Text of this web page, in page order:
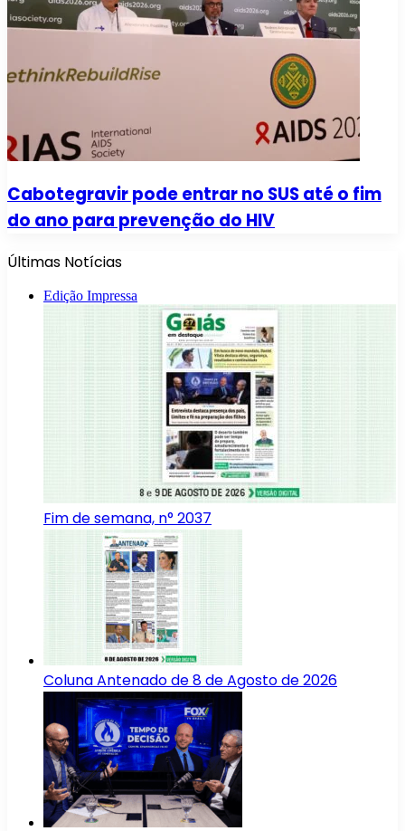
Cabotegravir pode entrar no SUS até o fim
do ano para prevenção do HIV
Últimas Notícias
Edição Impressa
Fim de semana, n° 2037
Coluna Antenado de 8 de Agosto de 2026